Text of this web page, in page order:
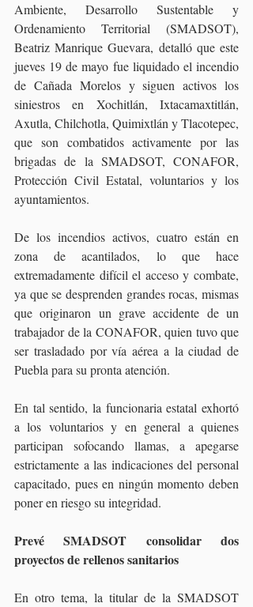
Ambiente, Desarrollo Sustentable y
Ordenamiento Territorial (SMADSOT),
Beatriz Manrique Guevara, detalló que este
jueves 19 de mayo fue liquidado el incendio
de Cañada Morelos y siguen activos los
siniestros en Xochitlán, Ixtacamaxtitlán,
Axutla, Chilchotla, Quimixtlán y Tlacotepec,
que son combatidos activamente por las
brigadas de la SMADSOT, CONAFOR,
Protección Civil Estatal, voluntarios y los
ayuntamientos.
De los incendios activos, cuatro están en
zona de acantilados, lo que hace
extremadamente difícil el acceso y combate,
ya que se desprenden grandes rocas, mismas
que originaron un grave accidente de un
trabajador de la CONAFOR, quien tuvo que
ser trasladado por vía aérea a la ciudad de
Puebla para su pronta atención.
En tal sentido, la funcionaria estatal exhortó
a los voluntarios y en general a quienes
participan sofocando llamas, a apegarse
estrictamente a las indicaciones del personal
capacitado, pues en ningún momento deben
poner en riesgo su integridad.
Prevé SMADSOT consolidar dos
proyectos de rellenos sanitarios
En otro tema, la titular de la SMADSOT